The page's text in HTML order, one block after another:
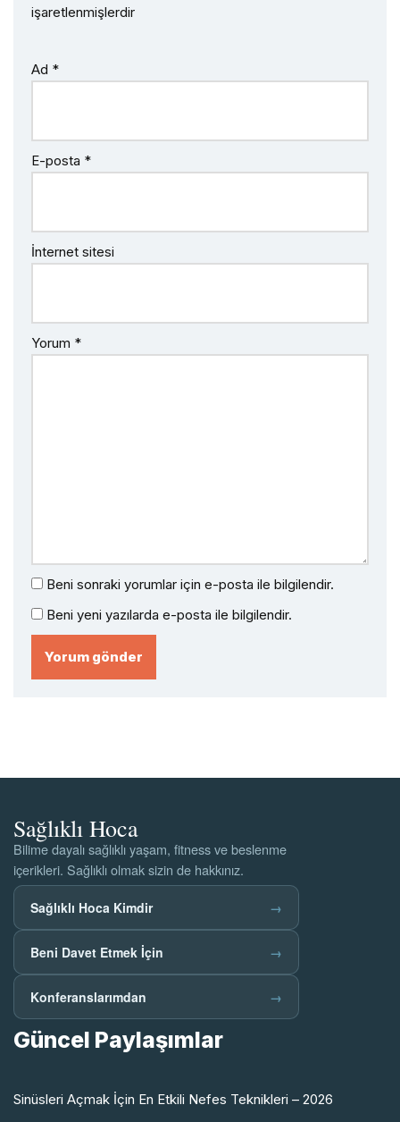
işaretlenmişlerdir
Ad *
E-posta *
İnternet sitesi
Yorum *
Beni sonraki yorumlar için e-posta ile bilgilendir.
Beni yeni yazılarda e-posta ile bilgilendir.
Sağlıklı Hoca
Bilime dayalı sağlıklı yaşam, fitness ve beslenme
içerikleri. Sağlıklı olmak sizin de hakkınız.
Sağlıklı Hoca Kimdir →
Beni Davet Etmek İçin →
Konferanslarımdan →
Güncel Paylaşımlar
Sinüsleri Açmak İçin En Etkili Nefes Teknikleri – 2026